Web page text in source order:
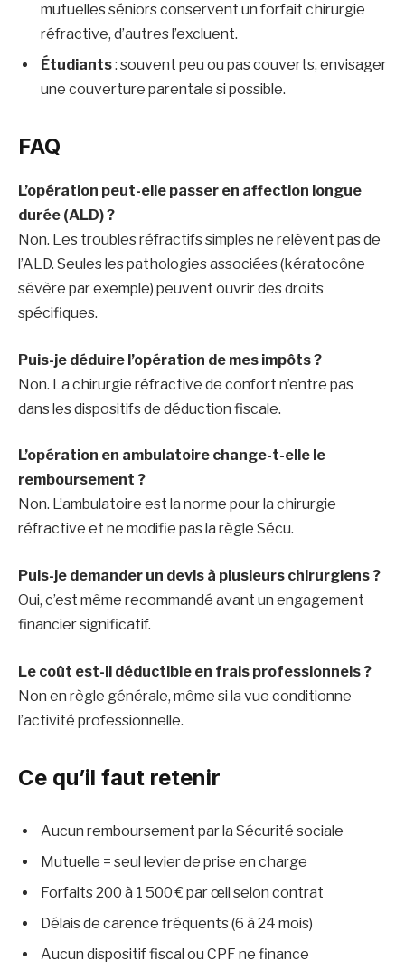
mutuelles séniors conservent un forfait chirurgie
réfractive, d’autres l’excluent.
Étudiants: souvent peu ou pas couverts, envisager
une couverture parentale si possible.
FAQ
L’opération peut-elle passer en affection longue
durée (ALD) ?
Non. Les troubles réfractifs simples ne relèvent pas de
l’ALD. Seules les pathologies associées (kératocône
sévère par exemple) peuvent ouvrir des droits
spécifiques.
Puis-je déduire l’opération de mes impôts ?
Non. La chirurgie réfractive de confort n’entre pas
dans les dispositifs de déduction fiscale.
L’opération en ambulatoire change-t-elle le
remboursement ?
Non. L’ambulatoire est la norme pour la chirurgie
réfractive et ne modifie pas la règle Sécu.
Puis-je demander un devis à plusieurs chirurgiens ?
Oui, c’est même recommandé avant un engagement
financier significatif.
Le coût est-il déductible en frais professionnels ?
Non en règle générale, même si la vue conditionne
l’activité professionnelle.
Ce qu’il faut retenir
Aucun remboursement par la Sécurité sociale
Mutuelle = seul levier de prise en charge
Forfaits 200 à 1 500 € par œil selon contrat
Délais de carence fréquents (6 à 24 mois)
Aucun dispositif fiscal ou CPF ne finance